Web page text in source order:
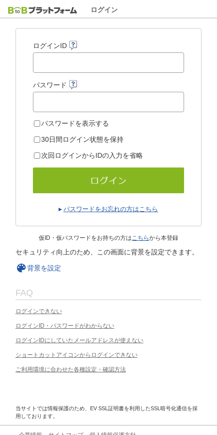
ログイン
ログインID
パスワード
パスワードを表示する
30日間ログイン状態を保持
次回ログインからIDの入力を省略
パスワードをお忘れの方はこちら
仮ID・仮パスワードをお持ちの方はこちらから本登録
セキュリティ向上のため、この画面に背景を設定できます。
背景を設定
FAQ
ログインできない
ログインID・パスワードがわからない
ログインIDにしていたメールアドレスが使えない
ショートカットアイコンからログインできない
ご利用環境に合わせた各種設定・確認方法
当サイトでは情報保護のため、EV SSL証明書を利用したSSL暗号化通信を採
用しております。